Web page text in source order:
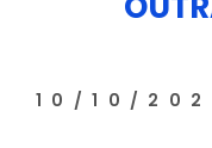
10/10/